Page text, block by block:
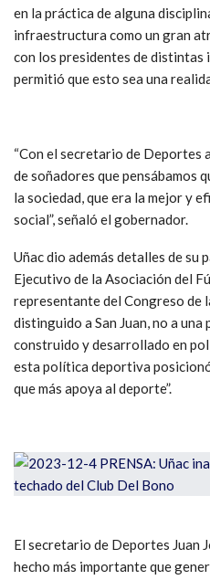
en la práctica de alguna
infraestructura como un gran
con los presidentes de distintas
permitió que esto sea una
“Con el secretario de Deportes
de soñadores que pensábamos
la sociedad, que era la mejor y
social”, señaló el gobernador.
Uñac dio además detalles de su
Ejecutivo de la Asociación del
representante del Congreso de
distinguido a San Juan, no a una
construido y desarrollado en
esta política deportiva
que más apoya al deporte”.
El secretario de Deportes Juan
hecho más importante que